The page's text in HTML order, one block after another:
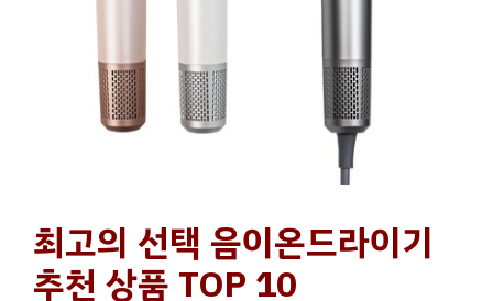
최고의 선택 음이온드라이기
추천 상품 TOP 10